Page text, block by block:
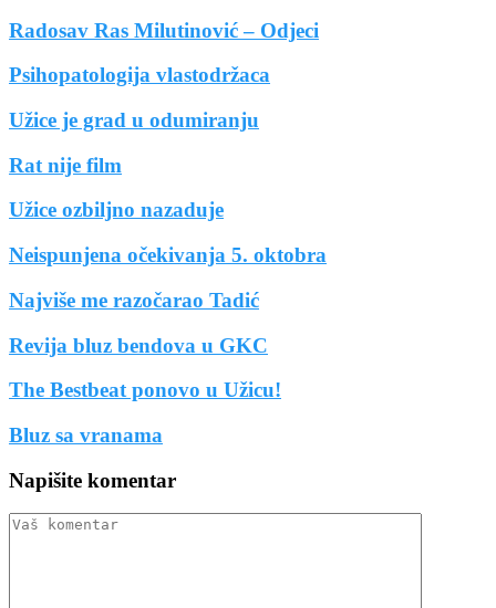
Radosav Ras Milutinović – Odjeci
Psihopatologija vlastodržaca
Užice je grad u odumiranju
Rat nije film
Užice ozbiljno nazaduje
Neispunjena očekivanja 5. oktobra
Najviše me razočarao Tadić
Revija bluz bendova u GKC
The Bestbeat ponovo u Užicu!
Bluz sa vranama
Napišite komentar